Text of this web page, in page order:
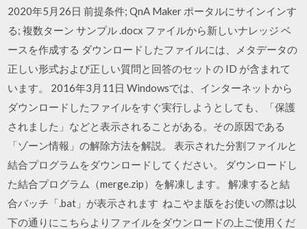
2020年5月26日 前提条件; QnA Maker ポータルにサインインす
る; 複数ターン サンプル .docx ファイルから新しいナレッジ ベ
ースを作成する ダウンロードしたファイルには、メタデータの
正しい形式および正しい質問と回答のセットの ID が含まれて
います。 2016年3月11日 Windowsでは、インターネットから
ダウンロードしたファイルをすぐ実行しようとしても、「保護
されました」などと表示されることがある。その原因である
「ゾーン情報」の解除方法を解説。 表示された分割ファイルと
結合プログラムをダウンロードしてください。 ダウンロードし
た結合プログラム（merge.zip）を解凍します。 解凍すると結
合バッチ「.bat」が表示されます ねこやま版をお使いの際は以
下の通りにこちらよりファイルをダウンロードの上ご使用くだ